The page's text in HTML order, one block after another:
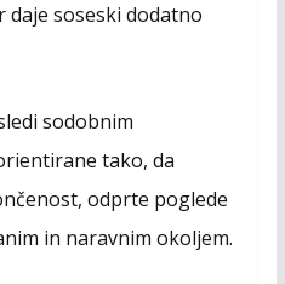
daje soseski dodatno
sodobnim
tako, da
odprte poglede
in naravnim okoljem.